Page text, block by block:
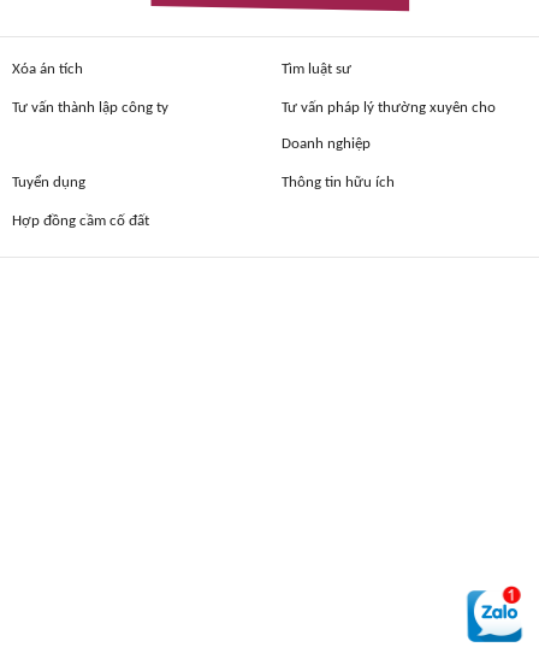
Xóa án tích Tìm luật sư
Tư vấn thành lập công ty Tư vấn pháp lý thường xuyên cho
Doanh nghiệp
Tuyển dụng Thông tin hữu ích
Hợp đồng cầm cố đất